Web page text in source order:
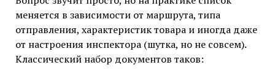
меняется в зависимости от маршрута, типа
отправления, характеристик товара и иногда даже
от настроения инспектора (шутка, но не совсем).
Классический набор документов таков: